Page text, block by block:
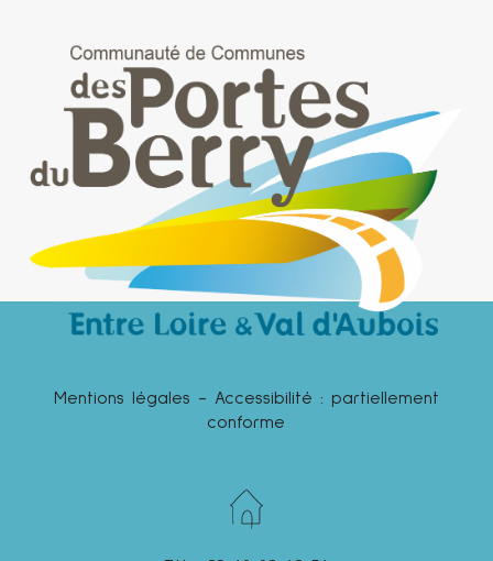
Mentions légales - Accessibilité : partiellement
conforme